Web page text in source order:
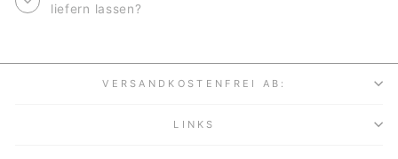
liefern lassen?
VERSANDKOSTENFREI AB:
LINKS